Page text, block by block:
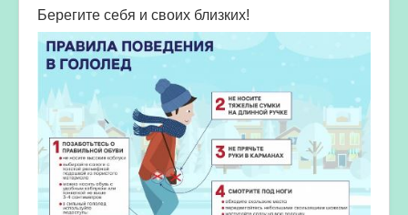
Берегите себя и своих близких!